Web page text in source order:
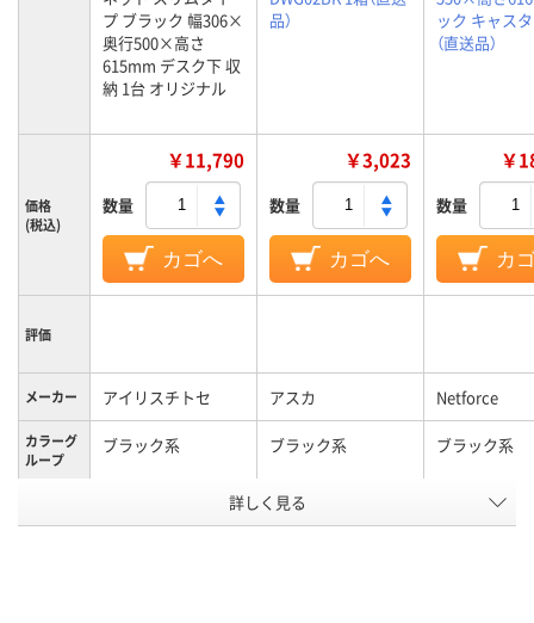
プ ブラック 幅306×
奥行500×高さ
615mm デスク下 収
納 1台 オリジナル
品）
ック キャス
（直送品）
価格
(税込)
￥11,790
数量
カゴへ
￥3,023
数量
カゴへ
￥
数量
カ
評価
メーカー アイリスチトセ アスカ Netforce
カラーグ
ループ
ブラック系 ブラック系 ブラック系
2段
詳しく見る